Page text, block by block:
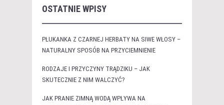
OSTATNIE WPISY
PŁUKANKA Z CZARNEJ HERBATY NA SIWE WŁOSY –
NATURALNY SPOSÓB NA PRZYCIEMNIENIE
RODZAJE I PRZYCZYNY TRĄDZIKU – JAK
SKUTECZNIE Z NIM WALCZYĆ?
JAK PRANIE ZIMNĄ WODĄ WPŁYWA NA